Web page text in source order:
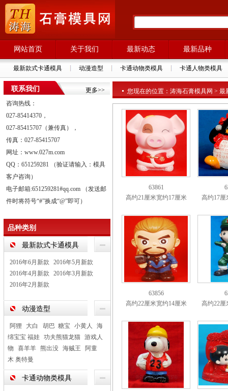
网站首页 关于我们 最新动态 最新品种
最新款式卡通模具 动漫造型 卡通动物类模具 卡通人物类模具
更多>>
联系我们
咨询热线：
027-85414370，
027-85415707（兼传真），
传真：027-85415707
网址：www.027m.com
QQ：651259281 （验证请输入：模具
客户咨询）
电子邮箱:651259281#qq.com （发送邮
件时将符号“#”换成“@”即可）
品种类别
最新款式卡通模具
2016年6月新款
2016年5月新款
2016年4月新款
2016年3月新款
2016年2月新款
动漫造型
阿狸 大白 胡巴 糖宝 小黄人
海
绵宝宝 福娃 功夫熊猫龙猫 游戏人
物
喜羊羊 熊出没 海贼王
阿童
木 奥特曼
卡通动物类模具
您现在的位置：涛海石膏模具网 > 最
63861
高约21厘米宽约17厘米
高约17厘
63856
高约22厘米宽约14厘米
高约22厘